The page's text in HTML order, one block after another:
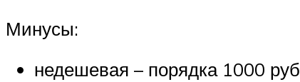
Минусы:
недешевая – порядка 1000